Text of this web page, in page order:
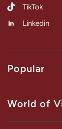
TikTok
Linkedin
Popular
World of